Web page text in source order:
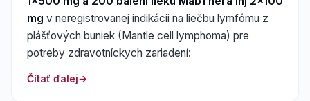
mg v neregistrovanej indikácii na liečbu lymfómu z
plášťových buniek (Mantle cell lymphoma) pre
potreby zdravotníckych zariadení:
Čítať ďalej